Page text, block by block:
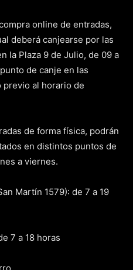
online de entradas,
deberá canjearse por las
la Plaza 9 de Julio, de 09 a
de canje en las
al horario de
de forma física, podrán
en distintos puntos de
a viernes.
Martín 1579): de 7 a 19
7 a 18 horas